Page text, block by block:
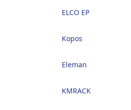
ELCO EP
Kopos
Eleman
KMRACK